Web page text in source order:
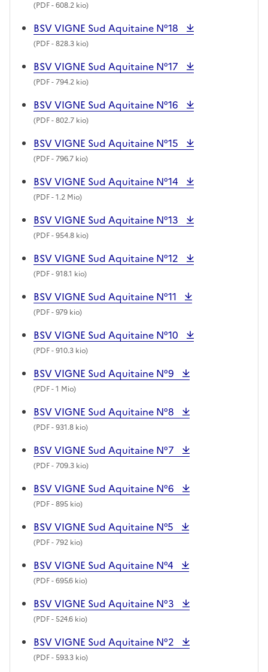
(PDF- 608.2 kio)
BSV VIGNE Sud Aquitaine N°18
(PDF- 828.3 kio)
BSV VIGNE Sud Aquitaine N°17
(PDF- 794.2 kio)
BSV VIGNE Sud Aquitaine N°16
(PDF- 802.7 kio)
BSV VIGNE Sud Aquitaine N°15
(PDF- 796.7 kio)
BSV VIGNE Sud Aquitaine N°14
(PDF- 1.2 Mio)
BSV VIGNE Sud Aquitaine N°13
(PDF- 954.8 kio)
BSV VIGNE Sud Aquitaine N°12
(PDF- 918.1 kio)
BSV VIGNE Sud Aquitaine N°11
(PDF- 979 kio)
BSV VIGNE Sud Aquitaine N°10
(PDF- 910.3 kio)
BSV VIGNE Sud Aquitaine N°9
(PDF- 1 Mio)
BSV VIGNE Sud Aquitaine N°8
(PDF- 931.8 kio)
BSV VIGNE Sud Aquitaine N°7
(PDF- 709.3 kio)
BSV VIGNE Sud Aquitaine N°6
(PDF- 895 kio)
BSV VIGNE Sud Aquitaine N°5
(PDF- 792 kio)
BSV VIGNE Sud Aquitaine N°4
(PDF- 695.6 kio)
BSV VIGNE Sud Aquitaine N°3
(PDF- 524.6 kio)
BSV VIGNE Sud Aquitaine N°2
(PDF- 593.3 kio)